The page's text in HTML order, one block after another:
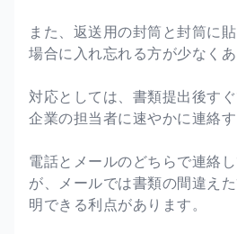
また、返送用の封筒と封筒に
場合に入れ忘れる方が少なくあ
対応としては、書類提出後す
企業の担当者に速やかに連絡す
電話とメールのどちらで連絡
が、メールでは書類の間違え
明できる利点があります。